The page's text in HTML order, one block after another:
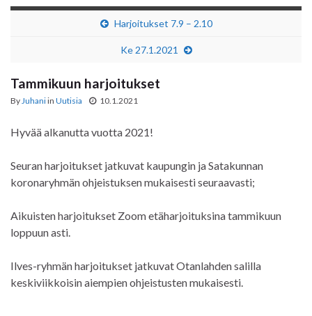
Harjoitukset 7.9 – 2.10
Ke 27.1.2021
Tammikuun harjoitukset
By Juhaniin Uutisia 10.1.2021
Hyvää alkanutta vuotta 2021!
Seuran harjoitukset jatkuvat kaupungin ja Satakunnan
koronaryhmän ohjeistuksen mukaisesti seuraavasti;
Aikuisten harjoitukset Zoom etäharjoituksina tammikuun
loppuun asti.
Ilves-ryhmän harjoitukset jatkuvat Otanlahden salilla
keskiviikkoisin aiempien ohjeistusten mukaisesti.